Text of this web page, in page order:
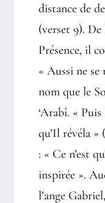
distance de
(verset 9).
Présence, il
« Aussi ne se
nom que le
‘Arabî. «
qu’Il révéla »
: « Ce n’est
inspirée ».
l’ange